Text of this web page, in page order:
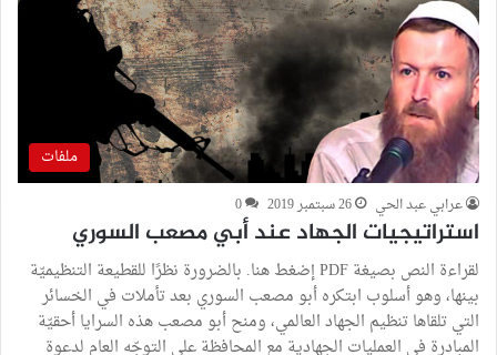
ملفات
عرابي عبد الحي 26 سبتمبر 2019 0
استراتيجيات الجهاد عند أبي مصعب السوري
لقراءة النص بصيغة PDF إضغط هنا. بالضرورة نظرًا للقطيعة التنظيميّة
بينها، وهو أسلوب ابتكره أبو مصعب السوري بعد تأملات في الخسائر
التي تلقاها تنظيم الجهاد العالمي، ومنح أبو مصعب هذه السرايا أحقيّة
المبادرة في العمليات الجهادية مع المحافظة على التوجّه العام لدعوة